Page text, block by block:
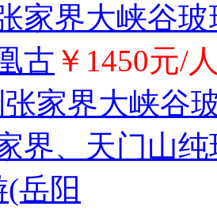
家界大峡谷
古 ￥1450元/